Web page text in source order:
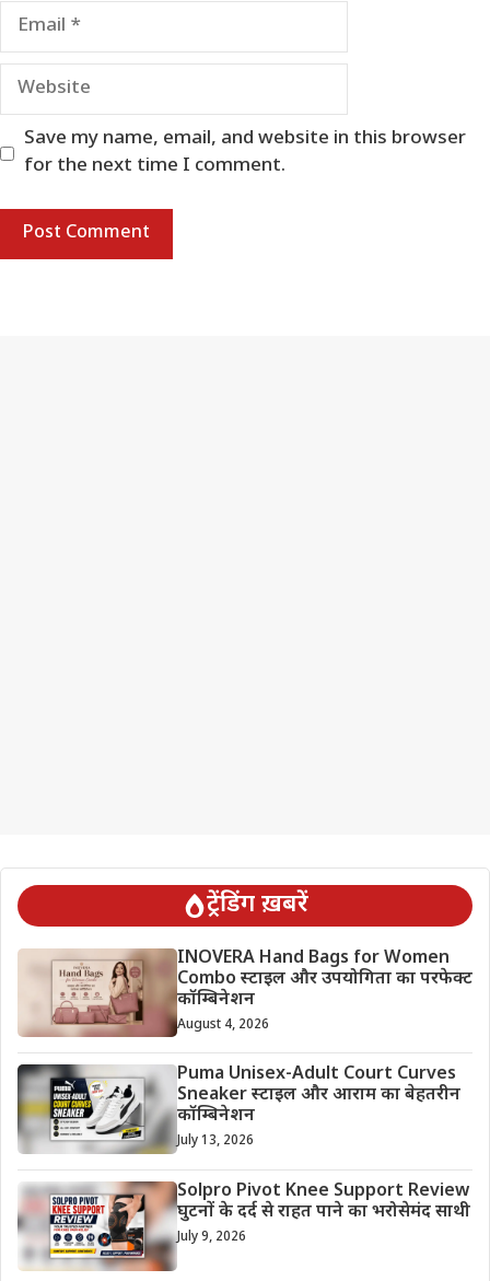
Email
Website
Save my name, email, and website in this browser
for the next time I comment.
ट्रेंडिंग ख़बरें
INOVERA Hand Bags for Women
Combo स्टाइल और उपयोगिता का परफेक्ट
कॉम्बिनेशन
August 4, 2026
Puma Unisex-Adult Court Curves
Sneaker स्टाइल और आराम का बेहतरीन
कॉम्बिनेशन
July 13, 2026
Solpro Pivot Knee Support Review
घुटनों के दर्द से राहत पाने का भरोसेमंद साथी
July 9, 2026